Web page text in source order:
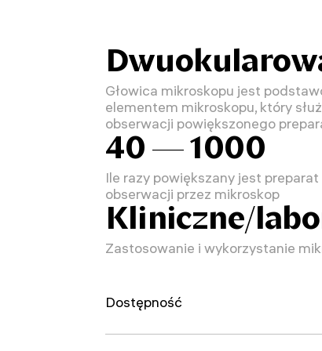
Głowica mikroskopu jest
elementem mikroskopu, który
obserwacji powiększonego
40 — 1000
Ile razy powiększany jest
obserwacji przez mikroskop
Kliniczne/
Zastosowanie i wykorzystanie
Dostępność